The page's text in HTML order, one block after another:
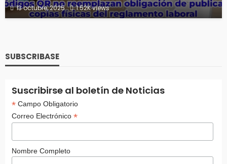
13 octubre, 2025 1.52K views
SUBSCRIBASE
Suscribirse al boletín de Noticias
*Campo Obligatorio
Correo Electrónico *
Nombre Completo